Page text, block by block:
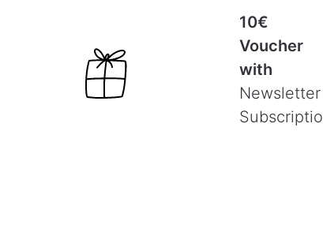
10€
Voucher
with
Newsletter